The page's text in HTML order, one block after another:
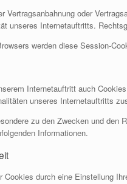
Vertragsanbahnung oder
unseres Internetauftritts.
werden diese Session-
Internetauftritt auch
unseres Internetauftritts
zu den Zwecken und den
Informationen.
durch eine Einstellung